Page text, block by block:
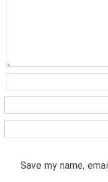
Save my name,